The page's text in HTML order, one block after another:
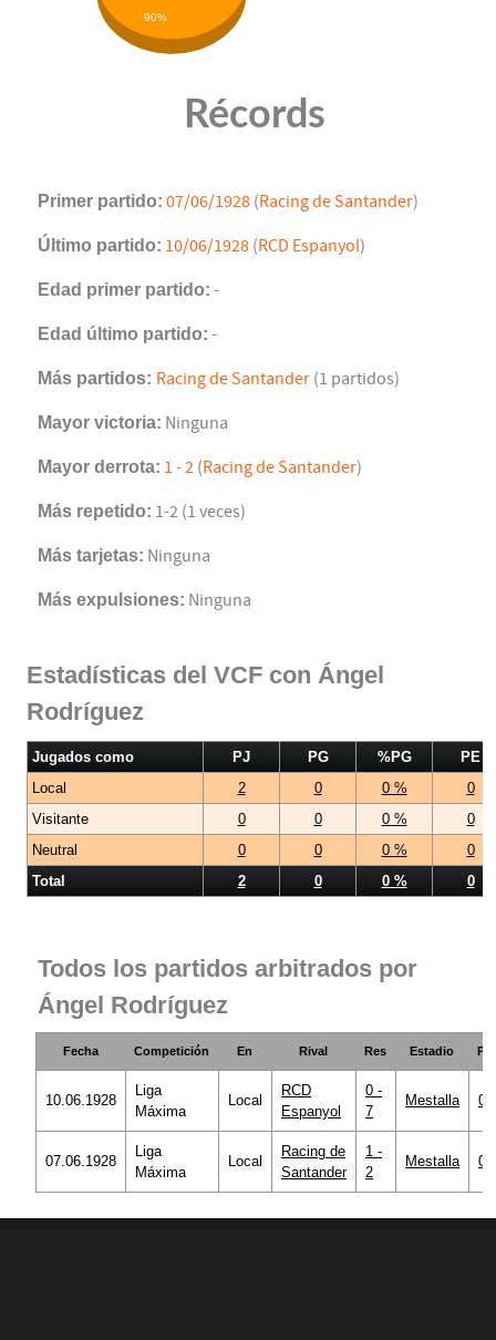
90%
Récords
Primer partido: 07/06/1928 (Racing de Santander)
Último partido: 10/06/1928 (RCD Espanyol)
Edad primer partido: -
Edad último partido: -
Más partidos: Racing de Santander (1 partidos)
Mayor victoria: Ninguna
Mayor derrota: 1 - 2 (Racing de Santander)
Más repetido: 1-2 (1 veces)
Más tarjetas: Ninguna
Más expulsiones: Ninguna
Estadísticas del VCF con Ángel
Rodríguez
Jugados como PJ PG %PG
PE
Local
2 0 0 %
0
Visitante
0 0 0 %
0
Neutral
0 0 0 %
0
Total
2 0 0 % 0
Todos los partidos arbitrados por
Ángel Rodríguez
Fecha Competición En Rival Res Estadio PF
10.06.1928
Liga
Máxima
Local
RCD
Espanyol
0 -
7
Mestalla 0
07.06.1928
Liga
Máxima
Local
Racing de
Santander
1 -
2
Mestalla 0